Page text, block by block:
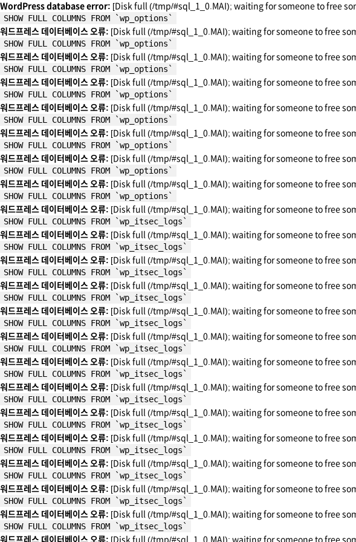
WordPress database error: [Disk full (/tmp/#sql_1_0.MAI); waiting for someone to free
SHOW FULL COLUMNS FROM `wp_options`
워드프레스 데이터베이스 오류: [Disk full (/tmp/#sql_1_0.MAI); waiting for someone to free
SHOW FULL COLUMNS FROM `wp_options`
워드프레스 데이터베이스 오류: [Disk full (/tmp/#sql_1_0.MAI); waiting for someone to free
SHOW FULL COLUMNS FROM `wp_options`
워드프레스 데이터베이스 오류: [Disk full (/tmp/#sql_1_0.MAI); waiting for someone to free
SHOW FULL COLUMNS FROM `wp_options`
워드프레스 데이터베이스 오류: [Disk full (/tmp/#sql_1_0.MAI); waiting for someone to free
SHOW FULL COLUMNS FROM `wp_options`
워드프레스 데이터베이스 오류: [Disk full (/tmp/#sql_1_0.MAI); waiting for someone to free
SHOW FULL COLUMNS FROM `wp_options`
워드프레스 데이터베이스 오류: [Disk full (/tmp/#sql_1_0.MAI); waiting for someone to free
SHOW FULL COLUMNS FROM `wp_options`
워드프레스 데이터베이스 오류: [Disk full (/tmp/#sql_1_0.MAI); waiting for someone to free
SHOW FULL COLUMNS FROM `wp_options`
워드프레스 데이터베이스 오류: [Disk full (/tmp/#sql_1_0.MAI); waiting for someone to free
SHOW FULL COLUMNS FROM `wp_itsec_logs`
워드프레스 데이터베이스 오류: [Disk full (/tmp/#sql_1_0.MAI); waiting for someone to free
SHOW FULL COLUMNS FROM `wp_itsec_logs`
워드프레스 데이터베이스 오류: [Disk full (/tmp/#sql_1_0.MAI); waiting for someone to free
SHOW FULL COLUMNS FROM `wp_itsec_logs`
워드프레스 데이터베이스 오류: [Disk full (/tmp/#sql_1_0.MAI); waiting for someone to free
SHOW FULL COLUMNS FROM `wp_itsec_logs`
워드프레스 데이터베이스 오류: [Disk full (/tmp/#sql_1_0.MAI); waiting for someone to free
SHOW FULL COLUMNS FROM `wp_itsec_logs`
워드프레스 데이터베이스 오류: [Disk full (/tmp/#sql_1_0.MAI); waiting for someone to free
SHOW FULL COLUMNS FROM `wp_itsec_logs`
워드프레스 데이터베이스 오류: [Disk full (/tmp/#sql_1_0.MAI); waiting for someone to free
SHOW FULL COLUMNS FROM `wp_itsec_logs`
워드프레스 데이터베이스 오류: [Disk full (/tmp/#sql_1_0.MAI); waiting for someone to free
SHOW FULL COLUMNS FROM `wp_itsec_logs`
워드프레스 데이터베이스 오류: [Disk full (/tmp/#sql_1_0.MAI); waiting for someone to free
SHOW FULL COLUMNS FROM `wp_itsec_logs`
워드프레스 데이터베이스 오류: [Disk full (/tmp/#sql_1_0.MAI); waiting for someone to free
SHOW FULL COLUMNS FROM `wp_itsec_logs`
워드프레스 데이터베이스 오류: [Disk full (/tmp/#sql_1_0.MAI); waiting for someone to free
SHOW FULL COLUMNS FROM `wp_itsec_logs`
워드프레스 데이터베이스 오류: [Disk full (/tmp/#sql_1_0.MAI); waiting for someone to free
SHOW FULL COLUMNS FROM `wp_itsec_logs`
워드프레스 데이터베이스 오류: [Disk full (/tmp/#sql_1_0.MAI); waiting for someone to free
SHOW FULL COLUMNS FROM `wp_itsec_logs`
워드프레스 데이터베이스 오류: [Disk full (/tmp/#sql_1_0.MAI); waiting for someone to free